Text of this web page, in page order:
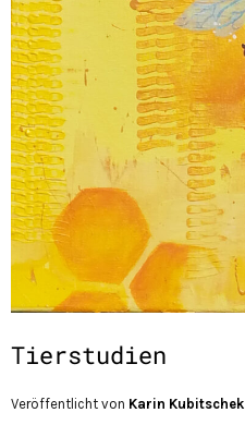
Tierstudien
Veröffentlicht von Karin Kubitschek